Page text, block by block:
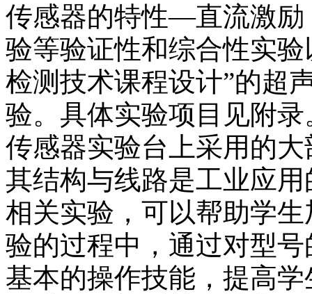
传感器的特性—直流激励
验等验证性和综合性实
检测技术课程设计”的超
验。具体实验项目见附录
传感器实验台上采用的
其结构与线路是工业应
相关实验，可以帮助学
验的过程中，通过对型
基本的操作技能，提高